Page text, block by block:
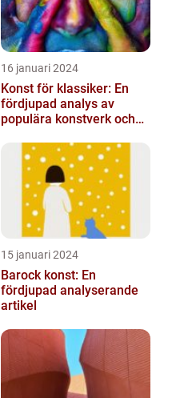
16 januari 2024
Konst för klassiker: En
fördjupad analys av
populära konstverk och
15 januari 2024
Barock konst: En
fördjupad analyserande
artikel